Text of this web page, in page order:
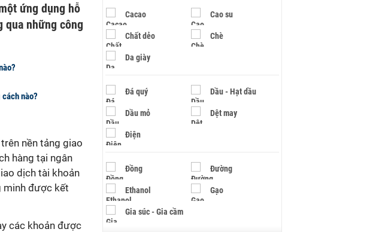
ứng dụng hỗ
qua những công
nào?
nền tảng giao
hàng tại ngân
dịch tài khoản
minh được kết
các khoản được
Cacao Cao su
Chất dẻo Chè
Da giày
Đá quý Dầu - Hạt dầu
Dầu mỏ Dệt may
Điện
Đồng Đường
Ethanol Gạo
Gia súc - Gia cầm